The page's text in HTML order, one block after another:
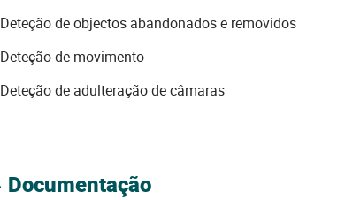
Deteção de objectos abandonados e removidos
Deteção de movimento
Deteção de adulteração de câmaras
documentação